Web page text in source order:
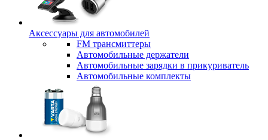
Аксессуары для автомобилей
FM трансмиттеры
Автомобильные держатели
Автомобильные зарядки в прикуриватель
Автомобильные комплекты